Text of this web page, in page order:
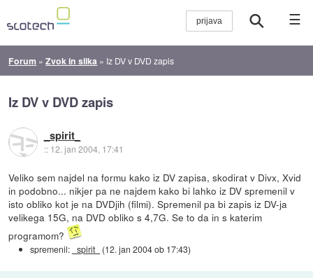
☰
Forum »Zvok in slika » Iz DV v DVD zapis
Iz DV v DVD zapis
_spirit_
:: 12. jan 2004, 17:41
Veliko sem najdel na formu kako iz DV zapisa, skodirat v Divx, Xvid
in podobno... nikjer pa ne najdem kako bi lahko iz DV spremenil v
isto obliko kot je na DVDjih (filmi). Spremenil pa bi zapis iz DV-ja
velikega 15G, na DVD obliko s 4,7G. Se to da in s katerim
programom?
spremenil: _spirit_ (12. jan 2004 ob 17:43)